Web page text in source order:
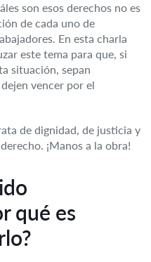
son esos derechos no es
de cada uno de
En esta charla
este tema para que, si
situación, sepan
vencer por el
de dignidad, de justicia y
¡Manos a la obra!
qué es